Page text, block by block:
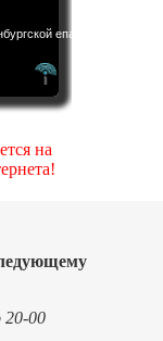
на
20-00